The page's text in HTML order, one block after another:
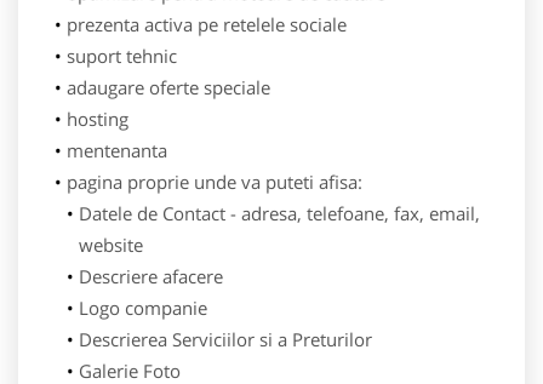
prezenta activa pe retelele sociale
suport tehnic
adaugare oferte speciale
hosting
mentenanta
pagina proprie unde va puteti afisa:
Datele de Contact - adresa, telefoane, fax, email,
website
Descriere afacere
Logo companie
Descrierea Serviciilor si a Preturilor
Galerie Foto